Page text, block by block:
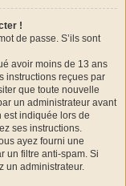
!
de passe. S’ils sont
avoir moins de 13 ans
instructions reçues par
que toute nouvelle
un administrateur avant
est indiquée lors de
ses instructions.
ayez fourni une
un filtre anti-spam. Si
un administrateur.